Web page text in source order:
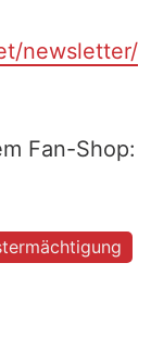
newsletter/
Fan-Shop: